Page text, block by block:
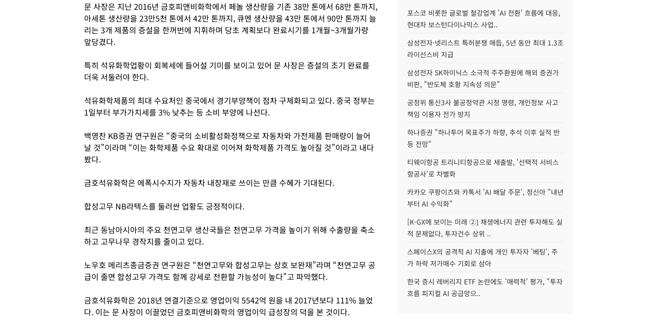
문 사장은 지난 2016년 금호피앤비화학에서 페놀 생산량을 기존 38만 톤에서 68만 톤까지,
아세톤 생산량을 23만5천 톤에서 42만 톤까지, 큐멘 생산량을 43만 톤에서 90만 톤까지 늘
리는 3개 제품의 증설을 한꺼번에 지휘하며 당초 계획보다 완료시기를 1개월~3개월가량
앞당겼다.
특히 석유화학업황이 회복세에 들어설 기미를 보이고 있어 문 사장은 증설의 조기 완료를
더욱 서둘러야 한다.
석유화학제품의 최대 수요처인 중국에서 경기부양책이 점차 구체화되고 있다. 중국 정부는
1일부터 부가가치세를 3% 낮추는 등 소비 부양에 나선다.
백영찬 KB증권 연구원은 “중국의 소비활성화정책으로 자동차와 가전제품 판매량이 늘어
날 것”이라며 “이는 화학제품 수요 확대로 이어져 화학제품 가격도 높아질 것”이라고 내다
봤다.
금호석유화학은 에폭시수지가 자동차 내장재로 쓰이는 만큼 수혜가 기대된다.
합성고무 NB라텍스를 둘러싼 업황도 긍정적이다.
최근 동남아시아의 주요 천연고무 생산국들은 천연고무 가격을 높이기 위해 수출량을 축소
하고 고무나무 경작지를 줄이고 있다.
노우호 메리츠종금증권 연구원은 “천연고무와 합성고무는 상호 보완재”라며 “천연고무 공
급이 줄면 합성고무 가격도 함께 강세로 전환할 가능성이 높다”고 파악했다.
금호석유화학은 2018년 연결기준으로 영업이익 5542억 원을 내 2017년보다 111% 늘었
다. 이는 문 사장이 이끌었던 금호피앤비화학의 영업이익 급성장의 덕을 본 것이다.
포스코 비롯한 글로벌 철강업계 'AI 전환' 흐름에 대응,
현대차 보스턴다이나믹스 사업..
삼성전자·넷리스트 특허분쟁 매듭, 5년 동안 최대 1.3조
라이선스비 지급
삼성전자 SK하이닉스 소극적 주주환원에 해외 증권가
비판, "반도체 호황 지속성 의문"
공정위 통신3사 불공정약관 시정 명령, 개인정보 사고
책임 이용자 전가 방지
하나증권 "하나투어 목표주가 하향, 추석 이후 실적 반
등 전망"
티웨이항공 트리니티항공으로 새출발, '선택적 서비스
항공사'로 차별화
카카오 쿠팡이츠와 카톡서 'AI 배달 주문', 정신아 "내년
부터 AI 수익화"
[K-GX에 보이는 미래 ②] 재생에너지 관련 투자해도 실
적 문제없다, 투자건수 상위 ..
스페이스X의 공격적 AI 지출에 개인 투자자 '베팅', 주
가 하락 저가매수 기회로 삼아
한국 증시 레버리지 ETF 논란에도 '매력적' 평가, "투자
흐름 피지컬 AI 공급망으..